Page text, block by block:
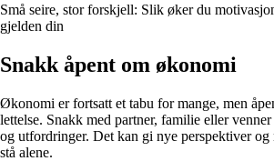
Små seire, stor forskjell: Slik øker du
gjelden din
Snakk åpent om økonomi
Økonomi er fortsatt et tabu for mange, men
lettelse. Snakk med partner, familie eller
og utfordringer. Det kan gi nye perspektiver og
stå alene.